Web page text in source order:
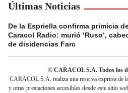
Últimas Noticias
De la Espriella confirma primicia
Caracol Radio: murió ‘Ruso’,
de disidencias Farc
© CARACOL S.A. Todos los
CARACOL S.A. realiza una reserva expresa de
y otras prestaciones accesibles desde este sitio